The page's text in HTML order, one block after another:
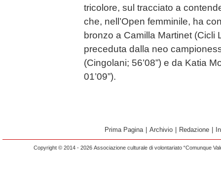
tricolore, sul tracciato a
che, nell’Open femminile, ha
bronzo a Camilla Martinet (Cicli
preceduta dalla neo
(Cingolani; 56’08”) e da Katia
01’09”).
Prima Pagina | Archivio | Redazione |
Copyright © 2014 - 2026 Associazione culturale di volontariato “Comunque